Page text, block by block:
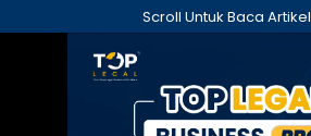
ke
Scroll Untuk Baca Artikel